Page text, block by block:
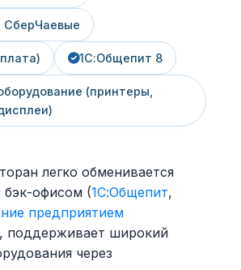
СберЧаевые
1С:Общепит 8
(принтеры,
легко обменивается
офисом (1С:Общепит,
предприятием
поддерживает широкий
через